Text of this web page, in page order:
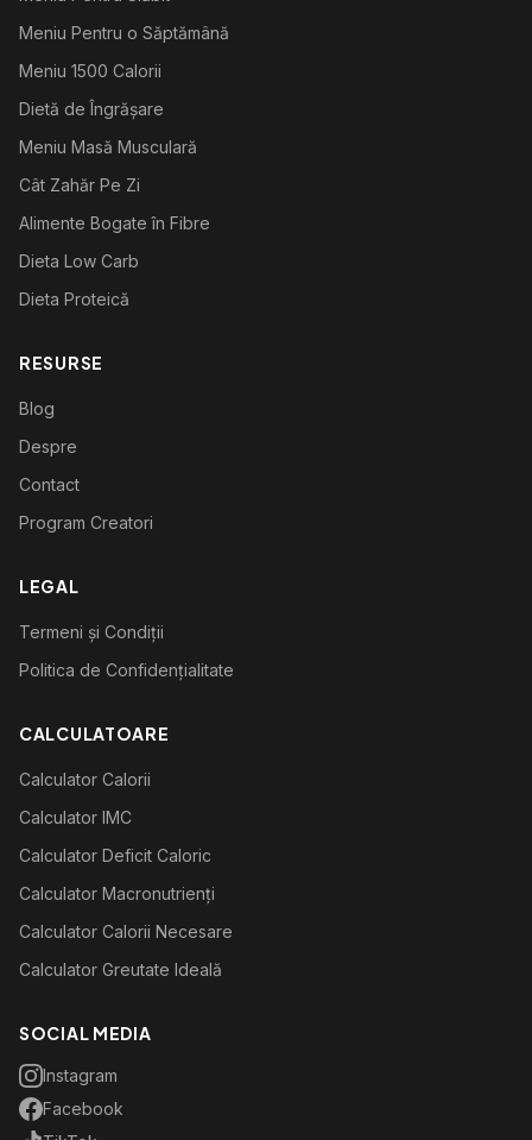
Meniu Pentru o Săptămână
Meniu 1500 Calorii
Dietă de Îngrășare
Meniu Masă Musculară
Cât Zahăr Pe Zi
Alimente Bogate în Fibre
Dieta Low Carb
Dieta Proteică
RESURSE
Blog
Despre
Contact
Program Creatori
LEGAL
Termeni și Condiții
Politica de Confidențialitate
CALCULATOARE
Calculator Calorii
Calculator IMC
Calculator Deficit Caloric
Calculator Macronutrienți
Calculator Calorii Necesare
Calculator Greutate Ideală
SOCIAL MEDIA
Instagram
Facebook